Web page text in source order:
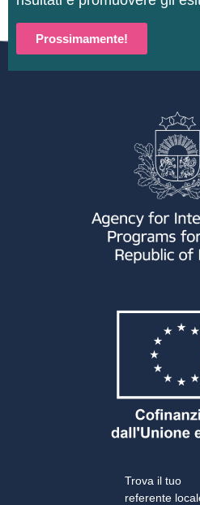
Prossimamente!
Trova il tuo
referente